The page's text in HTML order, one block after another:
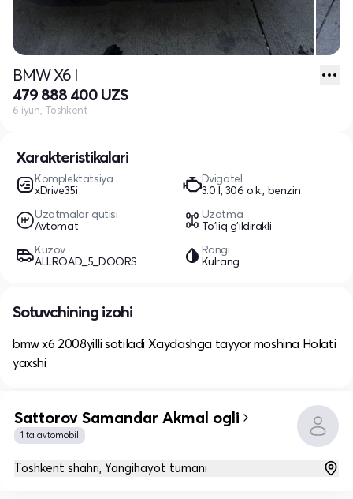
Xarakteristikalari
Komplektatsiya
xDrive35i
Dvigatel
3.0 l, 306 o.k., benzin
Uzatmalar qutisi
Avtomat
Uzatma
To'liq g'ildirakli
Kuzov
ALLROAD_5_DOORS
Rangi
Kulrang
BMW X6 I
479 888 400 UZS
6 iyun, Toshkent
Sotuvchining izohi
bmw x6 2008yilli sotiladi Xaydashga tayyor moshina Holati
yaxshi
Sattorov Samandar Akmal ogli
1 ta avtomobil
Toshkent shahri, Yangihayot tumani